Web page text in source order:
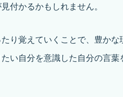
付かるかもしれません。
り覚えていくことで、豊かな
い自分を意識した自分の言葉